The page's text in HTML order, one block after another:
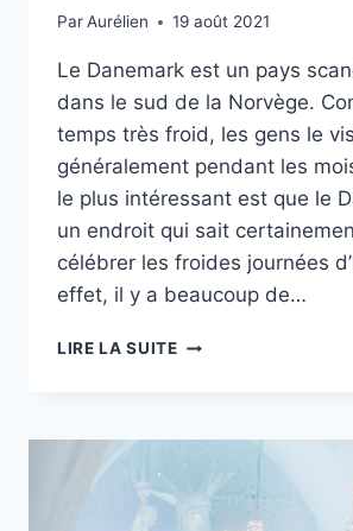
ParAurélien 19 août 2021
Le Danemark est un pays
dans le sud de la Norvège.
temps très froid, les gens le
généralement pendant les
le plus intéressant est que le
un endroit qui sait
célébrer les froides journées
effet, il y a beaucoup de…
LIRE LA SUITEQUE
ALLER
AU
DANEMARK
EN